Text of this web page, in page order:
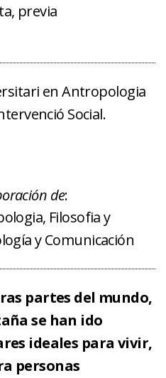
previa
en Antropologia
Social.
de:
Filosofia y
y Comunicación
partes del mundo,
se han ido
ideales para vivir,
personas